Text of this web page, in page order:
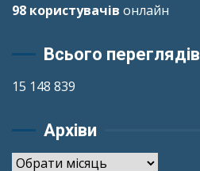
98 користувачів онлайн
Всього переглядів
15 148 839
Архіви
Архіви